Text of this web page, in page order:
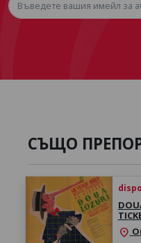
СЪЩО
location_on